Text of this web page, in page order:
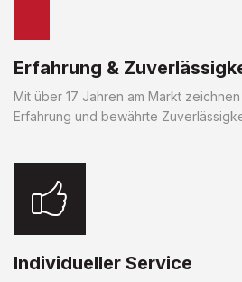
Erfahrung &
Mit über 17 Jahren am Markt
Erfahrung und bewährte
Individueller Service